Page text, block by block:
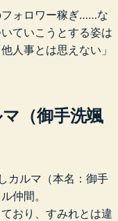
フォロワー稼ぎ……な
ていこうとする姿は
人事とは思えない」
（御手洗颯
カルマ（本名：御手
仲間。
おり、すみれとは違